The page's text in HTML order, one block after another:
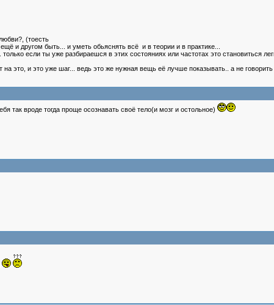
(тоесть
и другом быть... и уметь обьяснять всё и в теории и в практике...
если ты уже разбираешся в этих состояниях или частотах это становиться
на это, и это уже шаг... ведь это же нужная вещь её лучше показывать.. а не
так вроде тогда проще осознавать своё тело(и мозг и остольное)